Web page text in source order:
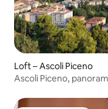
Loft – Ascoli Piceno
Ascoli Piceno,